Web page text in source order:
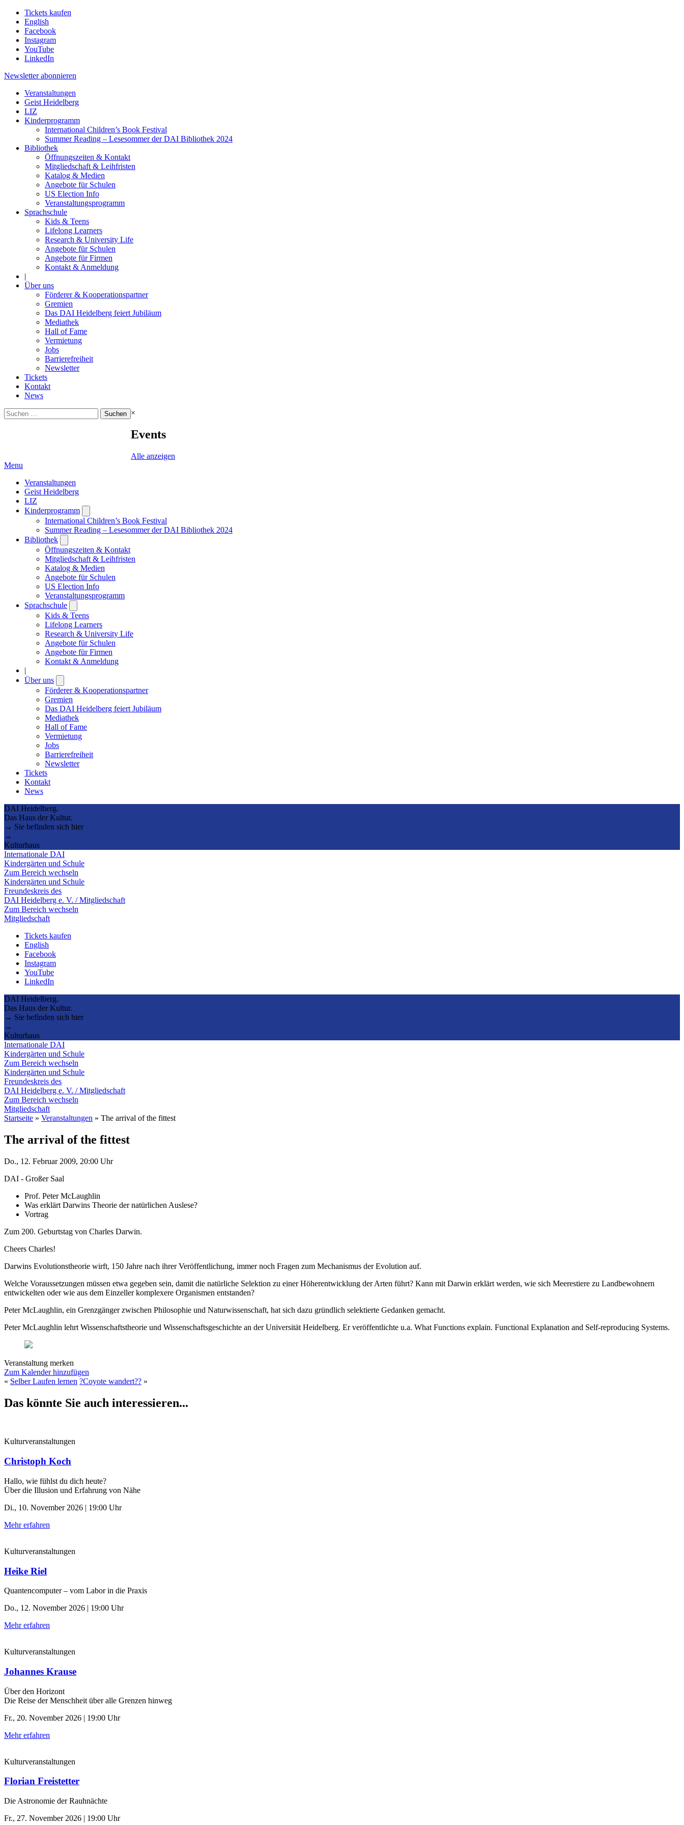
Tickets kaufen
English
Facebook
Instagram
YouTube
LinkedIn
Newsletter abonnieren
Veranstaltungen
Geist Heidelberg
LIZ
Kinderprogramm
International Children’s Book Festival
Summer Reading – Lesesommer der DAI Bibliothek 2024
Bibliothek
Öffnungszeiten & Kontakt
Mitgliedschaft & Leihfristen
Katalog & Medien
Angebote für Schulen
US Election Info
Veranstaltungsprogramm
Sprachschule
Kids & Teens
Lifelong Learners
Research & University Life
Angebote für Schulen
Angebote für Firmen
Kontakt & Anmeldung
|
Über uns
Förderer & Kooperationspartner
Gremien
Das DAI Heidelberg feiert Jubiläum
Mediathek
Hall of Fame
Vermietung
Jobs
Barrierefreiheit
Newsletter
Tickets
Kontakt
News
Suchen
nach:
×
Events
Alle anzeigen
Menu
Veranstaltungen
Geist Heidelberg
LIZ
Kinderprogramm
submenu
International Children’s Book Festival
Summer Reading – Lesesommer der DAI Bibliothek 2024
Bibliothek
submenu
Öffnungszeiten & Kontakt
Mitgliedschaft & Leihfristen
Katalog & Medien
Angebote für Schulen
US Election Info
Veranstaltungsprogramm
Sprachschule
submenu
Kids & Teens
Lifelong Learners
Research & University Life
Angebote für Schulen
Angebote für Firmen
Kontakt & Anmeldung
|
Über uns
submenu
Förderer & Kooperationspartner
Gremien
Das DAI Heidelberg feiert Jubiläum
Mediathek
Hall of Fame
Vermietung
Jobs
Barrierefreiheit
Newsletter
Tickets
Kontakt
News
DAI Heidelberg.
Das Haus der Kultur.
→ Sie befinden sich hier
→
Kulturhaus
Internationale DAI
Kindergärten und Schule
Zum Bereich wechseln
Kindergärten und Schule
Freundeskreis des
DAI Heidelberg e. V. / Mitgliedschaft
Zum Bereich wechseln
Mitgliedschaft
Tickets kaufen
English
Facebook
Instagram
YouTube
LinkedIn
DAI Heidelberg.
Das Haus der Kultur.
→ Sie befinden sich hier
→
Kulturhaus
Internationale DAI
Kindergärten und Schule
Zum Bereich wechseln
Kindergärten und Schule
Freundeskreis des
DAI Heidelberg e. V. / Mitgliedschaft
Zum Bereich wechseln
Mitgliedschaft
Startseite » Veranstaltungen » The arrival of the fittest
The arrival of the fittest
Do., 12. Februar 2009, 20:00 Uhr
DAI - Großer Saal
Prof. Peter McLaughlin
Was erklärt Darwins Theorie der natürlichen Auslese?
Vortrag
Zum 200. Geburtstag von Charles Darwin.
Cheers Charles!
Darwins Evolutionstheorie wirft, 150 Jahre nach ihrer Veröffentlichung, immer noch Fragen zum Mechanismus der Evolution auf.
Welche Voraussetzungen müssen etwa gegeben sein, damit die natürliche Selektion zu einer Höherentwicklung der Arten führt? Kann mit Darwin erklärt werden, wie sich Meerestiere zu Landbewohnern
entwickelten oder wie aus dem Einzeller komplexere Organismen entstanden?
Peter McLaughlin, ein Grenzgänger zwischen Philosophie und Naturwissenschaft, hat sich dazu gründlich selektierte Gedanken gemacht.
Peter McLaughlin lehrt Wissenschaftstheorie und Wissenschaftsgeschichte an der Universität Heidelberg. Er veröffentlichte u.a. What Functions explain. Functional Explanation and Self-reproducing Systems.
Veranstaltung merken
Zum Kalender hinzufügen
« Selber Laufen lernen ?Coyote wandert?? »
Das könnte Sie auch interessieren...
Kulturveranstaltungen
Christoph Koch
Hallo, wie fühlst du dich heute?
Über die Illusion und Erfahrung von Nähe
Di., 10. November 2026 | 19:00 Uhr
Mehr erfahren
Kulturveranstaltungen
Heike Riel
Quantencomputer – vom Labor in die Praxis
Do., 12. November 2026 | 19:00 Uhr
Mehr erfahren
Kulturveranstaltungen
Johannes Krause
Über den Horizont
Die Reise der Menschheit über alle Grenzen hinweg
Fr., 20. November 2026 | 19:00 Uhr
Mehr erfahren
Kulturveranstaltungen
Florian Freistetter
Die Astronomie der ­Rauhnächte
Fr., 27. November 2026 | 19:00 Uhr